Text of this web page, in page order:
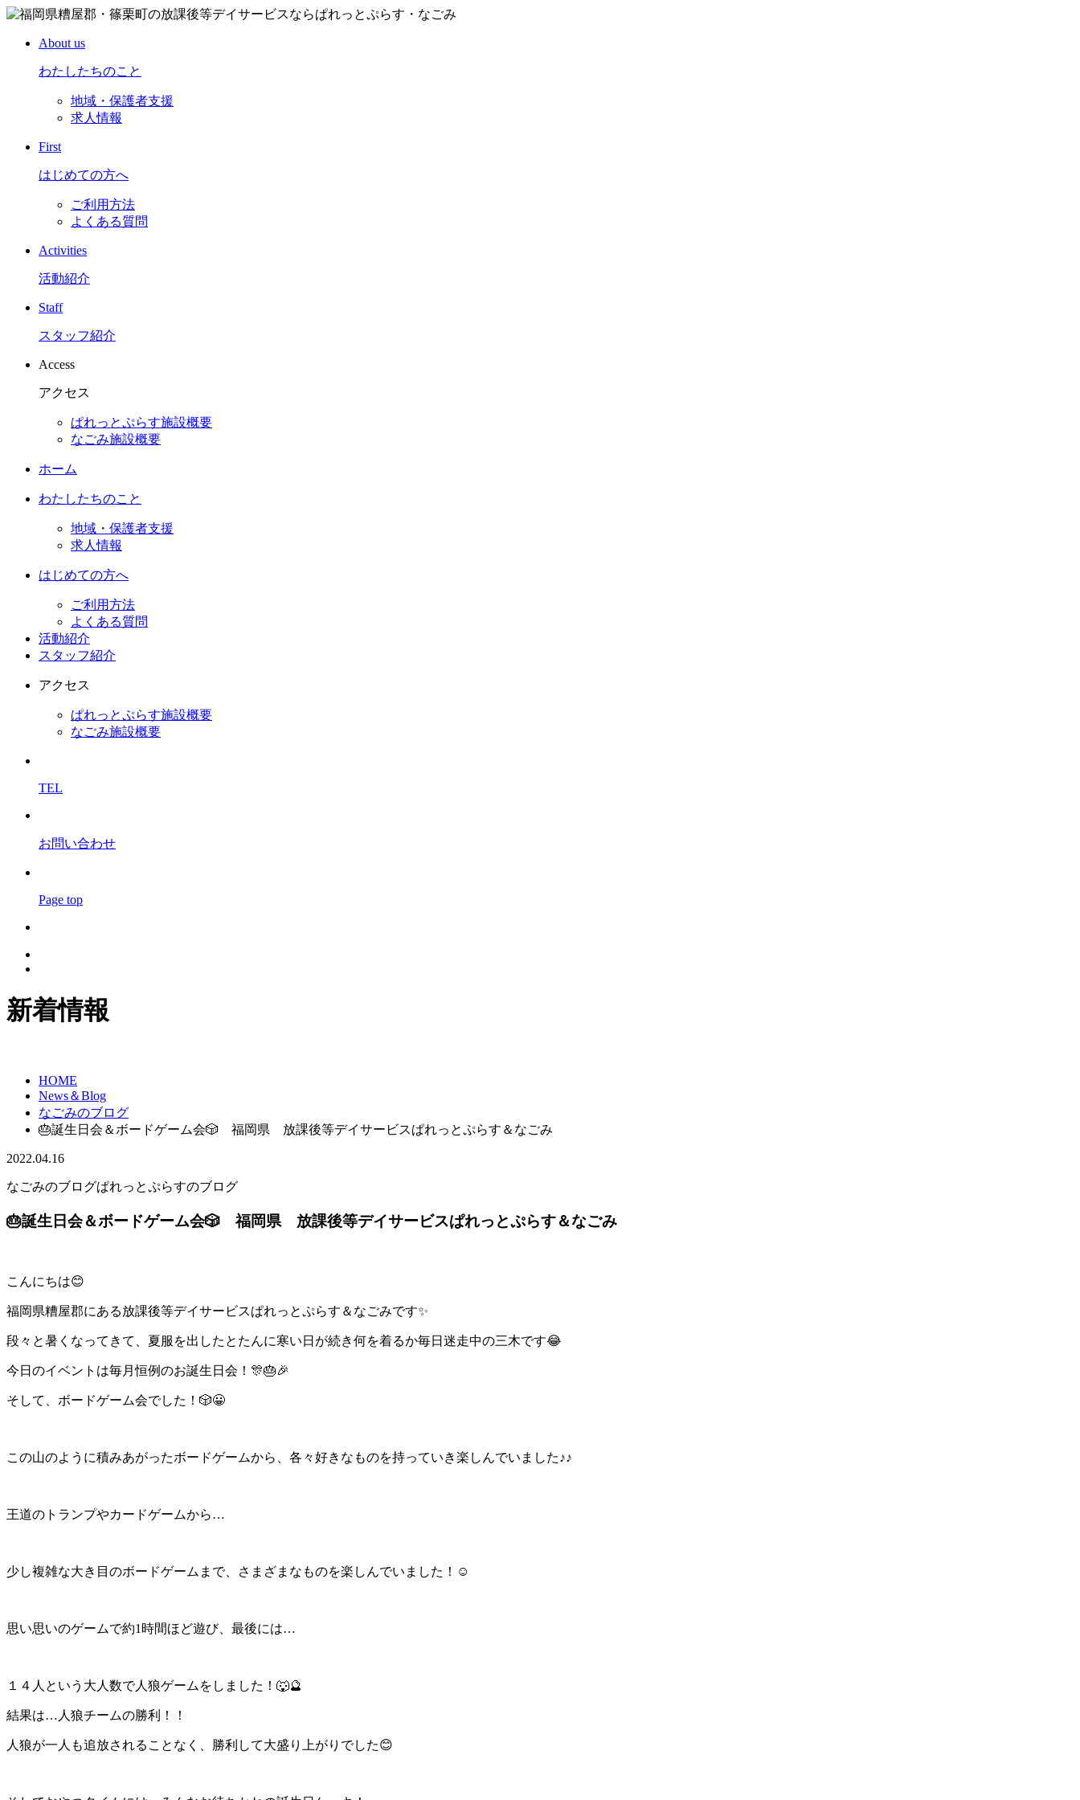
About us
わたしたちのこと
地域・保護者支援
求人情報
First
はじめての方へ
ご利用方法
よくある質問
Activities
活動紹介
Staff
スタッフ紹介
Access
アクセス
ぱれっとぷらす施設概要
なごみ施設概要
ホーム
わたしたちのこと
地域・保護者支援
求人情報
はじめての方へ
ご利用方法
よくある質問
活動紹介
スタッフ紹介
アクセス
ぱれっとぷらす施設概要
なごみ施設概要
TEL
お問い合わせ
Page top
新着情報
HOME
News＆Blog
なごみのブログ
🎂誕生日会＆ボードゲーム会🎲 福岡県 放課後等デイサービスぱれっとぷらす＆なごみ
2022.04.16
なごみのブログぱれっとぷらすのブログ
🎂誕生日会＆ボードゲーム会🎲 福岡県 放課後等デイサービスぱれっとぷらす＆なごみ
こんにちは😊
福岡県糟屋郡にある放課後等デイサービスぱれっとぷらす＆なごみです✨
段々と暑くなってきて、夏服を出したとたんに寒い日が続き何を着るか毎日迷走中の三木です😂
今日のイベントは毎月恒例のお誕生日会！🎊🎂🎉
そして、ボードゲーム会でした！🎲😀
この山のように積みあがったボードゲームから、各々好きなものを持っていき楽しんでいました♪♪
王道のトランプやカードゲームから…
少し複雑な大き目のボードゲームまで、さまざまなものを楽しんでいました！☺
思い思いのゲームで約1時間ほど遊び、最後には…
１４人という大人数で人狼ゲームをしました！🐺🔮
結果は…人狼チームの勝利！！
人狼が一人も追放されることなく、勝利して大盛り上がりでした😊